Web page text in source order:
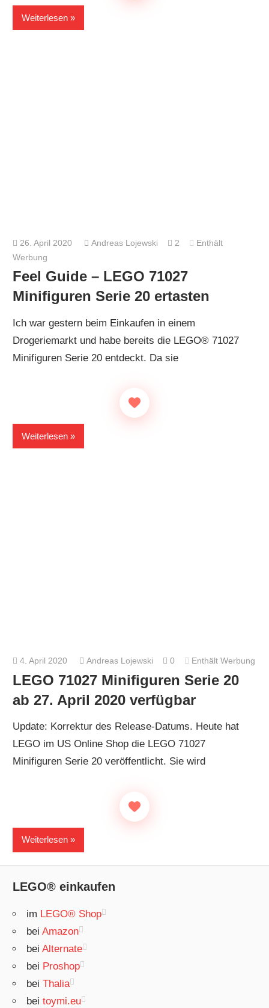
Weiterlesen
26. April 2020 Andreas Lojewski 2
Enthält
Werbung
Feel Guide – LEGO 71027
Minifiguren Serie 20 ertasten
Ich war gestern beim Einkaufen in einem
Drogeriemarkt und habe bereits die LEGO® 71027
Minifiguren Serie 20 entdeckt. Da sie
Weiterlesen
4. April 2020 Andreas Lojewski 0 Enthält Werbung
LEGO 71027 Minifiguren Serie 20
ab 27. April 2020 verfügbar
Update: Korrektur des Release-Datums. Heute hat
LEGO im US Online Shop die LEGO 71027
Minifiguren Serie 20 veröffentlicht. Sie wird
Weiterlesen
LEGO® einkaufen
im LEGO® Shop
beiAmazon
beiAlternate
bei Proshop
beiThalia
beitoymi.eu